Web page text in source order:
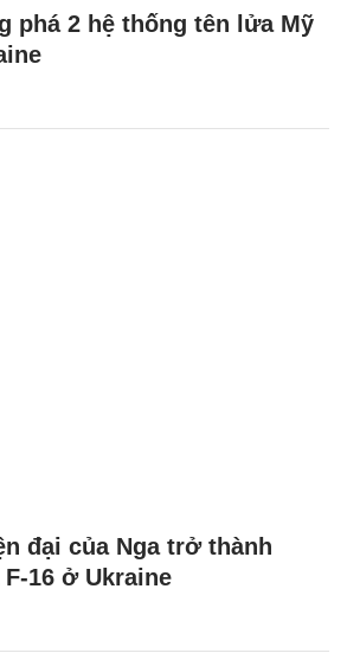
phá 2 hệ thống tên lửa Mỹ
đại của Nga trở thành
F-16 ở Ukraine